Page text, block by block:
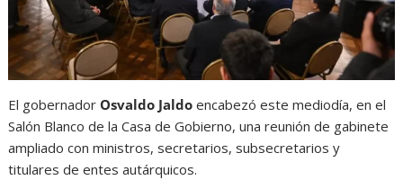
El gobernador Osvaldo Jaldo encabezó este mediodía, en el
Salón Blanco de la Casa de Gobierno, una reunión de gabinete
ampliado con ministros, secretarios, subsecretarios y
titulares de entes autárquicos.